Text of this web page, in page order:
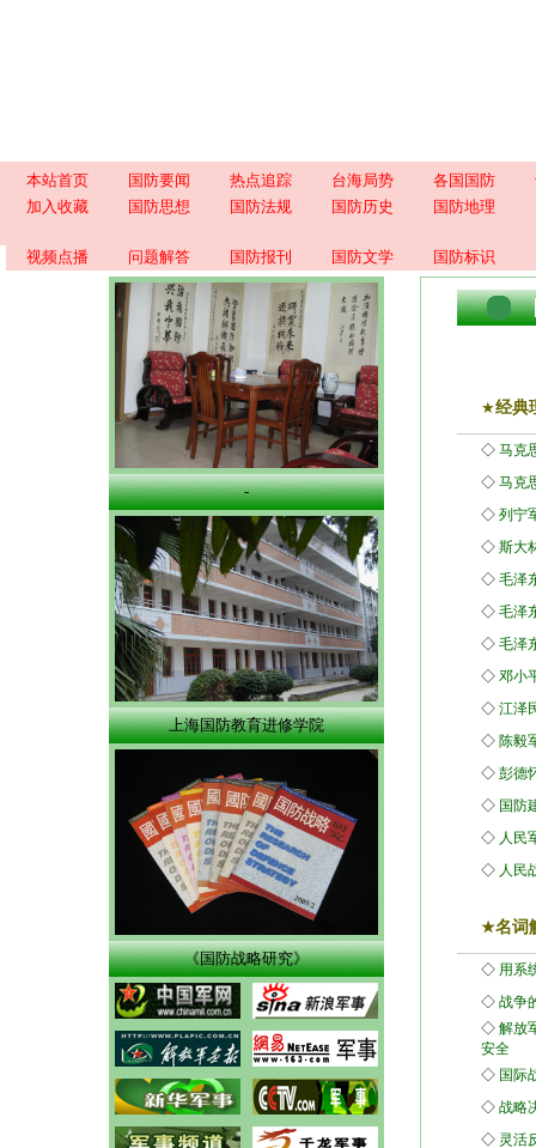
本站首页 国防要闻 热点追踪 台海局势 各国国防
加入收藏
国防思想 国防法规 国防历史 国防地理
视频点播 问题解答 国防报刊 国防文学 国防标识
-
上海国防教育进修学院
《国防战略研究》
★经典
◇ 马克
◇ 马克
◇ 列宁
◇ 斯大
◇ 毛泽
◇ 毛泽
◇ 毛泽
◇ 邓小
◇ 江泽
◇ 陈毅
◇ 彭德
◇ 国防
◇ 人民
◇ 人民
★名词
◇ 用系
◇ 战争
◇ 解放
安全
◇ 国际
◇ 战略
◇ 灵活